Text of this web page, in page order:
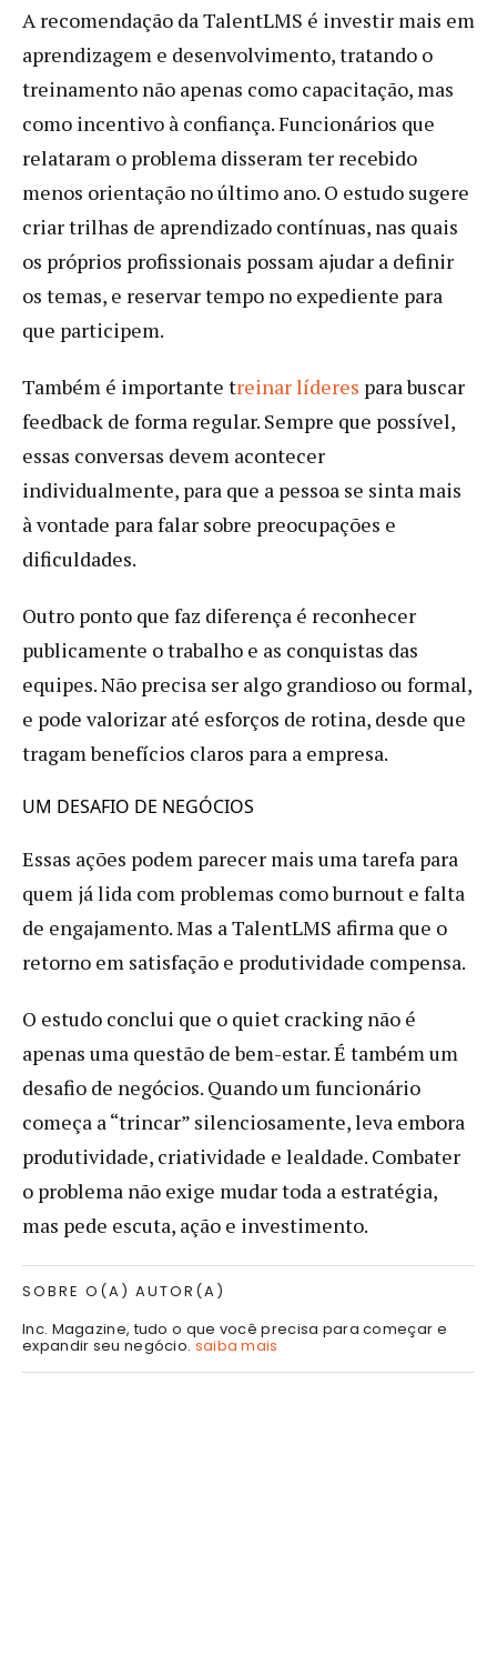
A recomendação da TalentLMS é investir mais em
aprendizagem e desenvolvimento, tratando o
treinamento não apenas como capacitação, mas
como incentivo à confiança. Funcionários que
relataram o problema disseram ter recebido
menos orientação no último ano. O estudo sugere
criar trilhas de aprendizado contínuas, nas quais
os próprios profissionais possam ajudar a definir
os temas, e reservar tempo no expediente para
que participem.
Também é importante treinar líderes para buscar
feedback de forma regular. Sempre que possível,
essas conversas devem acontecer
individualmente, para que a pessoa se sinta mais
à vontade para falar sobre preocupações e
dificuldades.
Outro ponto que faz diferença é reconhecer
publicamente o trabalho e as conquistas das
equipes. Não precisa ser algo grandioso ou formal,
e pode valorizar até esforços de rotina, desde que
tragam benefícios claros para a empresa.
UM DESAFIO DE NEGÓCIOS
Essas ações podem parecer mais uma tarefa para
quem já lida com problemas como burnout e falta
de engajamento. Mas a TalentLMS afirma que o
retorno em satisfação e produtividade compensa.
O estudo conclui que o quiet cracking não é
apenas uma questão de bem-estar. É também um
desafio de negócios. Quando um funcionário
começa a “trincar” silenciosamente, leva embora
produtividade, criatividade e lealdade. Combater
o problema não exige mudar toda a estratégia,
mas pede escuta, ação e investimento.
SOBRE O(A) AUTOR(A)
Inc. Magazine, tudo o que você precisa para começar e
expandir seu negócio. saiba mais